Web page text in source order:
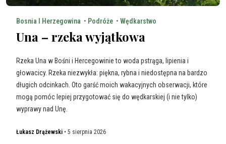
Bosnia I Herzegowina • Podróże • Wędkarstwo
Una – rzeka wyjątkowa
Rzeka Una w Bośni i Hercegowinie to woda pstrąga, lipienia i
głowacicy. Rzeka niezwykła: piękna, rybna i niedostępna na bardzo
długich odcinkach. Oto garść moich wakacyjnych obserwacji, które
mogą pomóc lepiej przygotować się do wędkarskiej (i nie tylko)
wyprawy nad Unę.
Łukasz Drążewski • 5 sierpnia 2026